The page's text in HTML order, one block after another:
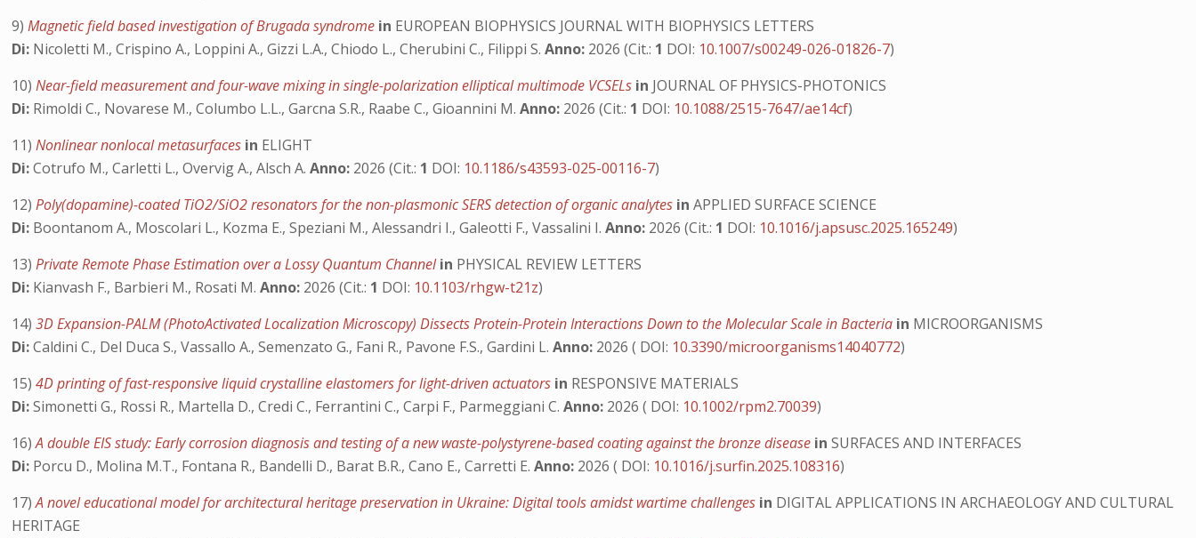
9)Magnetic field based investigation of Brugada syndrome in EUROPEAN BIOPHYSICS JOURNAL WITH BIOPHYSICS LETTERS
Di: Nicoletti M., Crispino A., Loppini A., Gizzi L.A., Chiodo L., Cherubini C., Filippi S.Anno: 2026 (Cit.: 1 DOI: 10.1007/s00249-026-01826-7)
10)Near-field measurement and four-wave mixing in single-polarization elliptical multimode VCSELs in JOURNAL OF PHYSICS-PHOTONICS
Di: Rimoldi C., Novarese M., Columbo L.L., Garcna S.R., Raabe C., Gioannini M.Anno: 2026 (Cit.: 1 DOI: 10.1088/2515-7647/ae14cf)
11)Nonlinear nonlocal metasurfaces in ELIGHT
Di:Cotrufo M., Carletti L., Overvig A., Alsch A.Anno: 2026 (Cit.: 1 DOI: 10.1186/s43593-025-00116-7)
12)Poly(dopamine)-coated TiO2/SiO2 resonators for the non-plasmonic SERS detection of organic analytes in APPLIED SURFACE SCIENCE
Di: Boontanom A., Moscolari L., Kozma E., Speziani M., Alessandri I., Galeotti F., Vassalini I.Anno: 2026 (Cit.: 1 DOI: 10.1016/j.apsusc.2025.165249)
13)Private Remote Phase Estimation over a Lossy Quantum Channelin PHYSICAL REVIEW LETTERS
Di: Kianvash F., Barbieri M., Rosati M.Anno: 2026 (Cit.: 1 DOI: 10.1103/rhgw-t21z)
14)3D Expansion-PALM (PhotoActivated Localization Microscopy) Dissects Protein-Protein Interactions Down to the Molecular Scale in Bacteria in MICROORGANISMS
Di:Caldini C., Del Duca S., Vassallo A., Semenzato G., Fani R., Pavone F.S., Gardini L.Anno: 2026 ( DOI: 10.3390/microorganisms14040772)
15)4D printing of fast-responsive liquid crystalline elastomers for light-driven actuators in RESPONSIVE MATERIALS
Di:Simonetti G., Rossi R., Martella D., Credi C., Ferrantini C., Carpi F., Parmeggiani C.Anno: 2026 ( DOI: 10.1002/rpm2.70039)
16)A double EIS study: Early corrosion diagnosis and testing of a new waste-polystyrene-based coating against the bronze disease in SURFACES AND INTERFACES
Di: Porcu D., Molina M.T., Fontana R., Bandelli D., Barat B.R., Cano E., Carretti E.Anno: 2026 ( DOI: 10.1016/j.surfin.2025.108316)
17)A novel educational model for architectural heritage preservation in Ukraine: Digital tools amidst wartime challenges in DIGITAL APPLICATIONS IN ARCHAEOLOGY AND CULTURAL
HERITAGE